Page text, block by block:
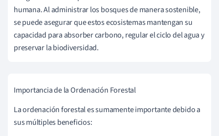
humana. Al administrar los bosques de manera sostenible,
se puede asegurar que estos ecosistemas mantengan su
capacidad para absorber carbono, regular el ciclo del agua y
preservar la biodiversidad.
Importancia de la Ordenación Forestal
La ordenación forestal es sumamente importante debido a
sus múltiples beneficios: